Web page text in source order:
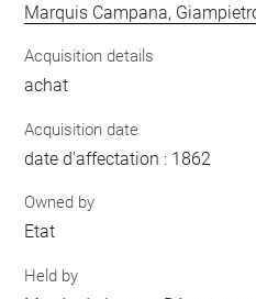
Marquis Campana,
Acquisition details
achat
Acquisition date
date d'affectation : 1862
Owned by
Etat
Held by